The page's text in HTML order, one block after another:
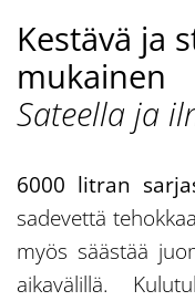
Kestävä ja
mukainen
Sateella ja
6000 litran
sadevettä
myös säästää
aikavälillä.